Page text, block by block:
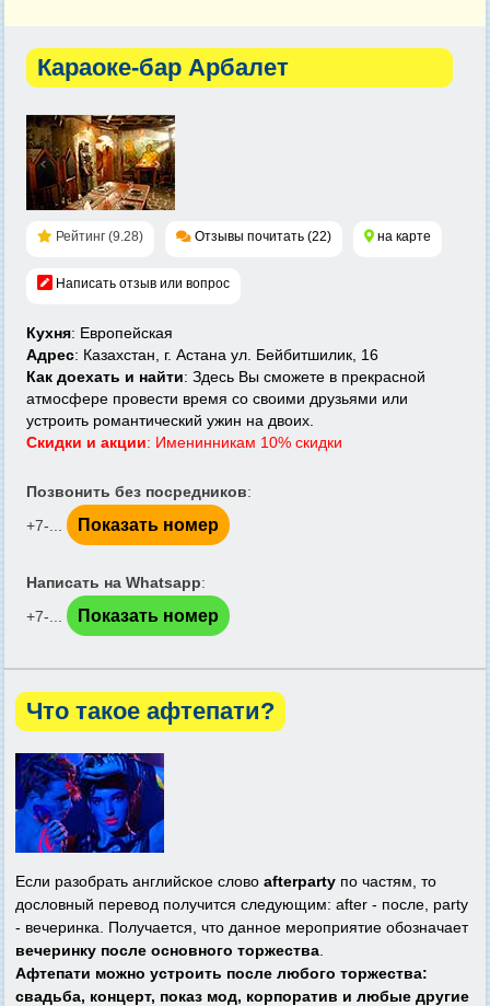
Караоке-бар Арбалет
Рейтинг (9.28) Отзывы почитать (22) на карте
Написать отзыв или вопрос
Кухня: Европейская
Адрес: Казахстан, г. Астана ул. Бейбитшилик, 16
Как доехать и найти: Здесь Вы сможете в прекрасной
атмосфере провести время со своими друзьями или
устроить романтический ужин на двоих.
Скидки и акции: Именинникам 10% скидки
Позвонить без посредников:
+7-...
Показать номер
Написать на Whatsapp:
+7-...
Показать номер
Что такое афтепати?
Если разобрать английское слово afterparty по частям, то
дословный перевод получится следующим: after - после, party
- вечеринка. Получается, что данное мероприятие обозначает
вечеринку после основного торжества
Афтепати можно устроить после любого торжества:
свадьба, концерт, показ мод, корпоратив и любые другие